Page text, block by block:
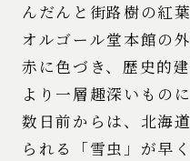
んだんと街路樹の紅
オルゴール堂本館の
赤に色づき、歴史的
より一層趣深いもの
数日前からは、北海
られる「雪虫」が早